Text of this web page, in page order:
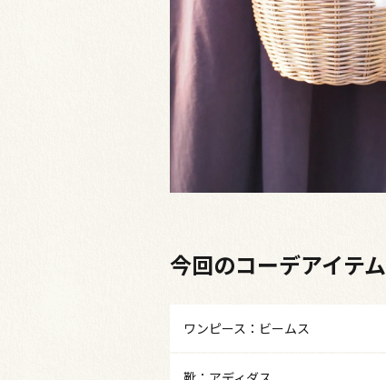
今回のコーデアイテム
ワンピース：ビームス